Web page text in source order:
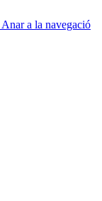
Anar a la navegació